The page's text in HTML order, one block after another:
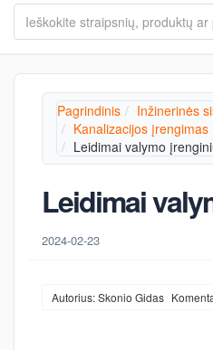
Pagrindinis
Inžinerinės
Kanalizacijos įrengimas
Leidimai valymo
Leidimai
2024-02-23
Autorius: Skonio Gidas